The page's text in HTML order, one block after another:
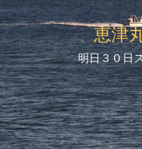
恵津
明日３０日